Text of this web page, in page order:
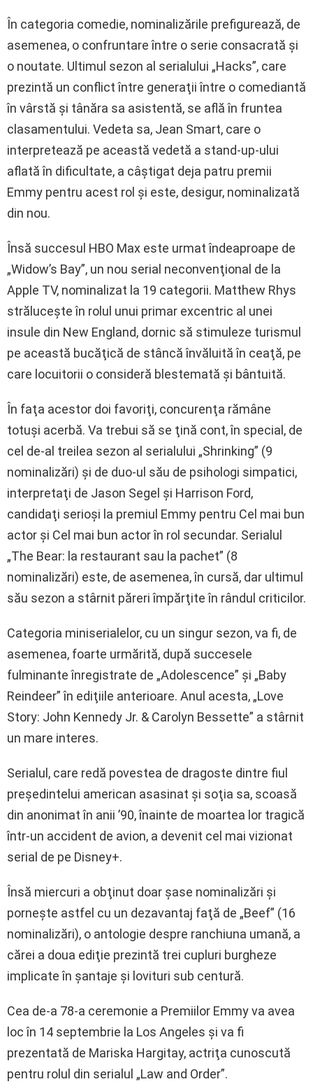
În categoria comedie, nominalizările prefigurează, de
asemenea, o confruntare între o serie consacrată şi
o noutate. Ultimul sezon al serialului „Hacks”, care
prezintă un conflict între generaţii între o comediantă
în vârstă şi tânăra sa asistentă, se află în fruntea
clasamentului. Vedeta sa, Jean Smart, care o
interpretează pe această vedetă a stand-up-ului
aflată în dificultate, a câştigat deja patru premii
Emmy pentru acest rol şi este, desigur, nominalizată
din nou.
Însă succesul HBO Max este urmat îndeaproape de
„Widow’s Bay”, un nou serial neconvenţional de la
Apple TV, nominalizat la 19 categorii. Matthew Rhys
străluceşte în rolul unui primar excentric al unei
insule din New England, dornic să stimuleze turismul
pe această bucăţică de stâncă învăluită în ceaţă, pe
care locuitorii o consideră blestemată şi bântuită.
În faţa acestor doi favoriţi, concurenţa rămâne
totuşi acerbă. Va trebui să se ţină cont, în special, de
cel de-al treilea sezon al serialului „Shrinking” (9
nominalizări) şi de duo-ul său de psihologi simpatici,
interpretaţi de Jason Segel şi Harrison Ford,
candidaţi serioşi la premiul Emmy pentru Cel mai bun
actor şi Cel mai bun actor în rol secundar. Serialul
„The Bear: la restaurant sau la pachet” (8
nominalizări) este, de asemenea, în cursă, dar ultimul
său sezon a stârnit păreri împărţite în rândul criticilor.
Categoria miniserialelor, cu un singur sezon, va fi, de
asemenea, foarte urmărită, după succesele
fulminante înregistrate de „Adolescence” şi „Baby
Reindeer” în ediţiile anterioare. Anul acesta, „Love
Story: John Kennedy Jr. & Carolyn Bessette” a stârnit
un mare interes.
Serialul, care redă povestea de dragoste dintre fiul
preşedintelui american asasinat şi soţia sa, scoasă
din anonimat în anii ’90, înainte de moartea lor tragică
într-un accident de avion, a devenit cel mai vizionat
serial de pe Disney+.
Însă miercuri a obţinut doar şase nominalizări şi
porneşte astfel cu un dezavantaj faţă de „Beef” (16
nominalizări), o antologie despre ranchiuna umană, a
cărei a doua ediţie prezintă trei cupluri burgheze
implicate în şantaje şi lovituri sub centură.
Cea de-a 78-a ceremonie a Premiilor Emmy va avea
loc în 14 septembrie la Los Angeles şi va fi
prezentată de Mariska Hargitay, actriţa cunoscută
pentru rolul din serialul „Law and Order”.